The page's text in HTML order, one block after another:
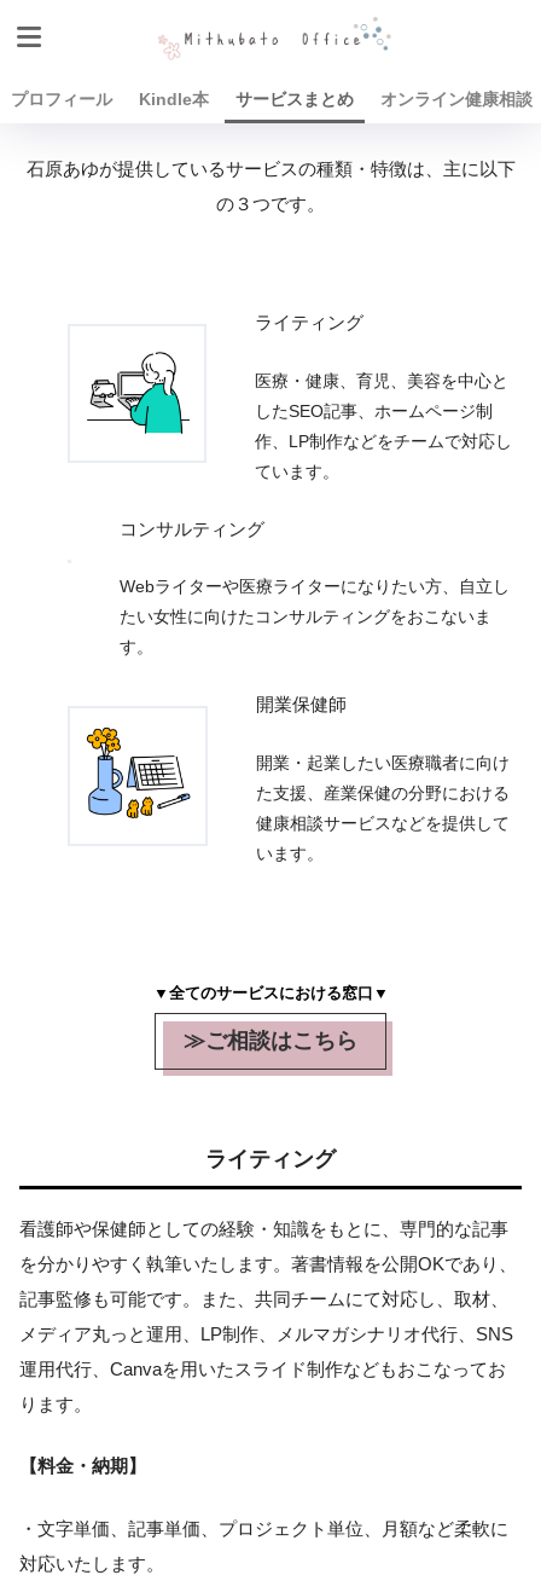
プロフィール Kindle本 サービスまとめ オンライン健康相談
石原あゆが提供しているサービスの種類・特徴は、主に以下
の３つです。
ライティング
医療・健康、育児、美容を中心と
したSEO記事、ホームページ制
作、LP制作などをチームで対応し
ています。
コンサルティング
Webライターや医療ライターになりたい方、自立し
たい女性に向けたコンサルティングをおこないま
す。
開業保健師
開業・起業したい医療職者に向け
た支援、産業保健の分野における
健康相談サービスなどを提供して
います。
▼全てのサービスにおける窓口▼
≫ご相談はこちら
ライティング
看護師や保健師としての経験・知識をもとに、専門的な記事
を分かりやすく執筆いたします。著書情報を公開OKであり、
記事監修も可能です。また、共同チームにて対応し、取材、
メディア丸っと運用、LP制作、メルマガシナリオ代行、SNS
運用代行、Canvaを用いたスライド制作などもおこなってお
ります。
【料金・納期】
・文字単価、記事単価、プロジェクト単位、月額など柔軟に
対応いたします。